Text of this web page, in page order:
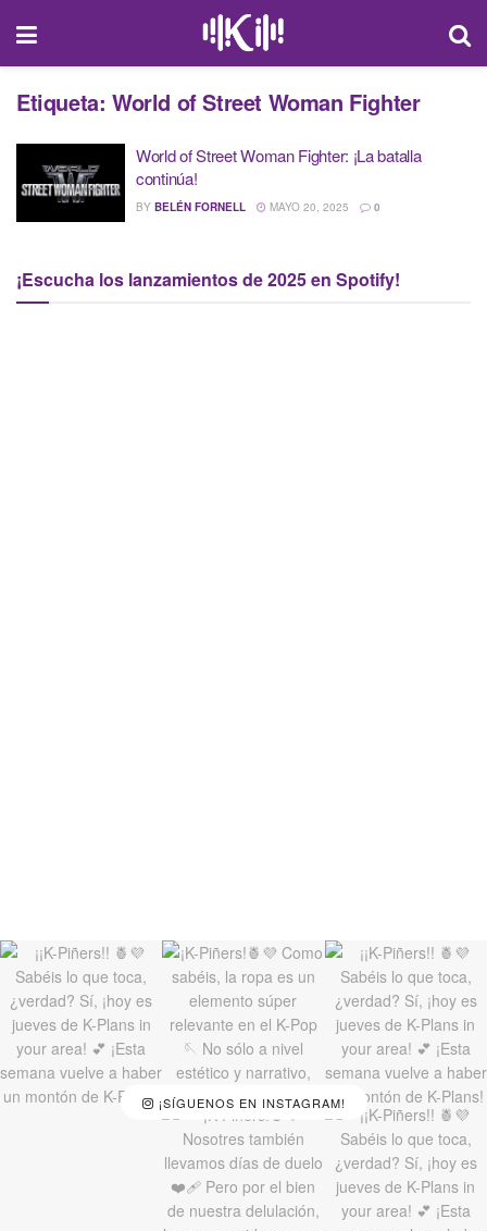
Etiqueta: World of Street Woman Fighter
World of Street Woman Fighter: ¡La batalla
continúa!
BY BELÉN FORNELL MAYO 20, 2025 0
¡Escucha los lanzamientos de 2025 en Spotify!
¡SÍGUENOS EN INSTAGRAM!